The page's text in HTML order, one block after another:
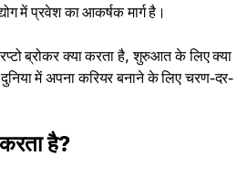
में प्रवेश का आकर्षक मार्ग है।
ब्रोकर क्या करता है, शुरुआत के लिए क्या
में अपना करियर बनाने के लिए चरण-दर-
है?